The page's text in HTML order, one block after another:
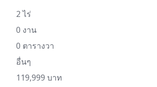
2 ไร่
0 งาน
0 ตารางวา
อื่นๆ
119,999 บาท